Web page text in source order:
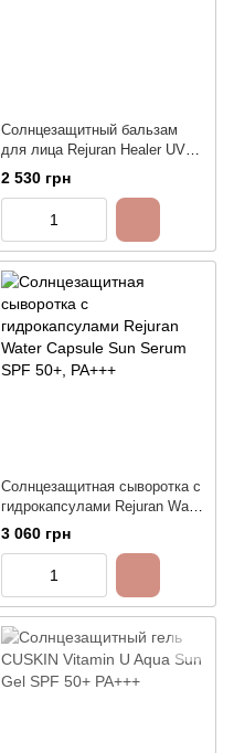
Солнцезащитный бальзам
для лица Rejuran Healer UV
Protection Balm SPF50+,
PA++++, 19г
2 530 грн
Солнцезащитная сыворотка с
гидрокапсулами Rejuran Water
Capsule Sun Serum SPF 50+,
3 060 грн